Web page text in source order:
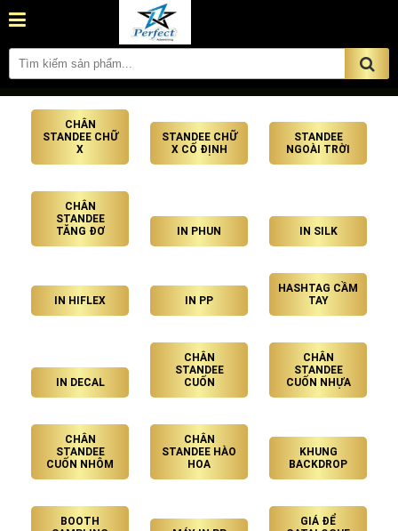
CHÂN
STANDEE CHỮ
X
STANDEE CHỮ
X CỐ ĐỊNH
STANDEE
NGOÀI TRỜI
CHÂN
STANDEE
TĂNG ĐƠ
IN PHUN IN SILK
IN HIFLEX IN PP
HASHTAG CẦM
TAY
IN DECAL
CHÂN
STANDEE
CUỐN
CHÂN
STANDEE
CUỐN NHỰA
CHÂN
STANDEE
CUỐN NHÔM
CHÂN
STANDEE HÀO
HOA
KHUNG
BACKDROP
BOOTH
GIÁ ĐỂ